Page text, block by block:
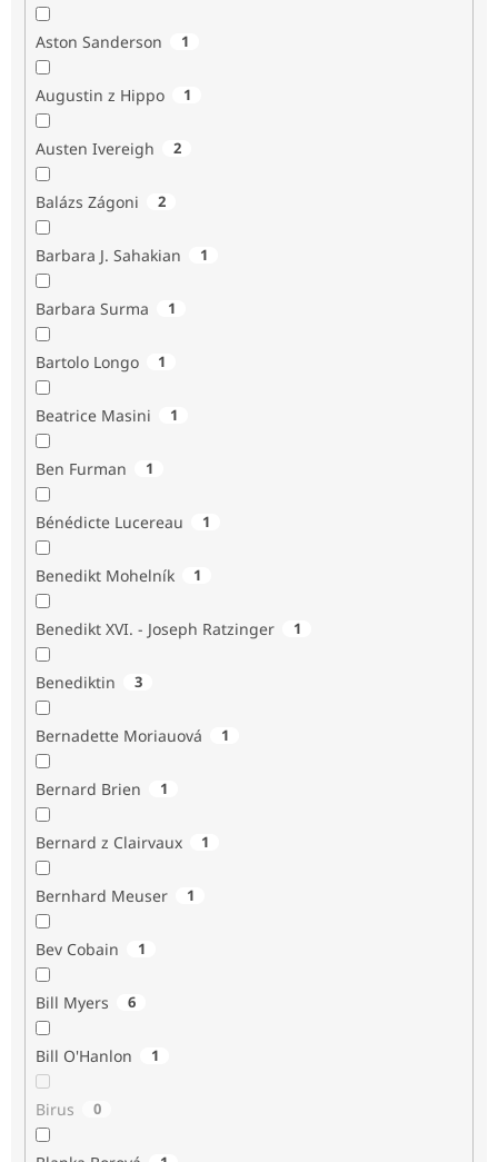
Aston Sanderson 1
Augustin z Hippo 1
Austen Ivereigh 2
Balázs Zágoni 2
Barbara J. Sahakian 1
Barbara Surma 1
Bartolo Longo 1
Beatrice Masini 1
Ben Furman 1
Bénédicte Lucereau 1
Benedikt Mohelník 1
Benedikt XVI. - Joseph Ratzinger 1
Benediktin 3
Bernadette Moriauová 1
Bernard Brien 1
Bernard z Clairvaux 1
Bernhard Meuser 1
Bev Cobain 1
Bill Myers 6
Bill O'Hanlon 1
Birus 0